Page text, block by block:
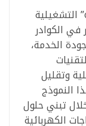
وترتكز فلسفة “chüm COMMUNITIES” التشغيلية
في الكوادر
الخدمة،
وتقليل
النموذج
تبني حلول
الكهربائية